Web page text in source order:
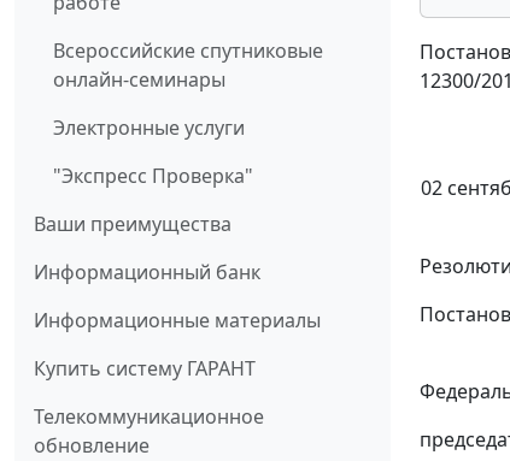
Всероссийские спутниковые
онлайн-семинары
Электронные услуги
"Экспресс Проверка"
Ваши преимущества
Информационный банк
Информационные материалы
Купить систему ГАРАНТ
Телекоммуникационное
обновление
12300/
02